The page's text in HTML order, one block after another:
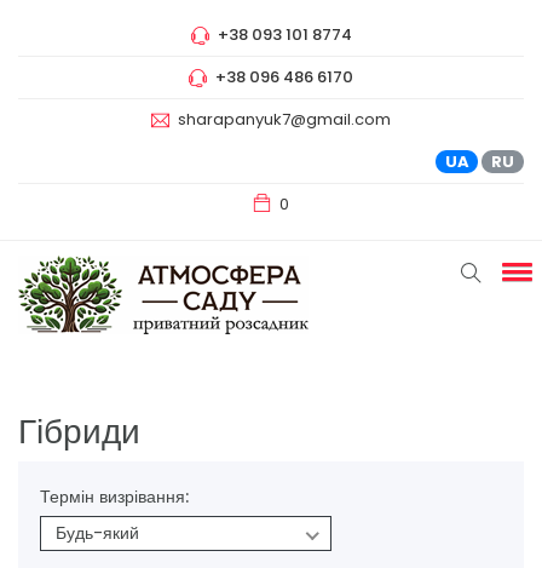
+38 093 101 8774
+38 096 486 6170
sharapanyuk7@gmail.com
UA
RU
0
Гібриди
Термін визрівання:
Будь-який